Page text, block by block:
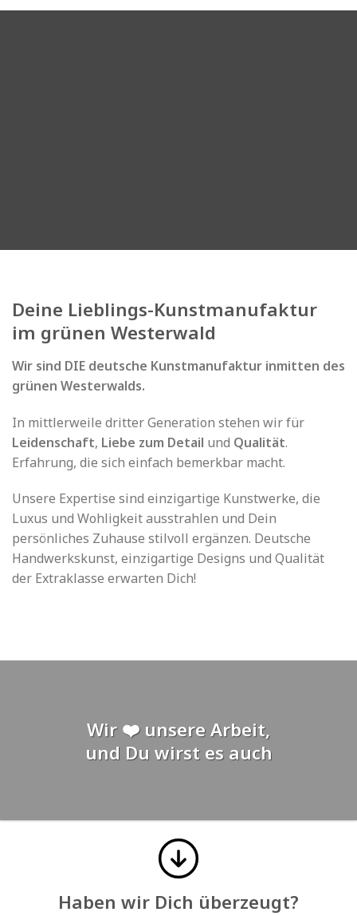
Deine Lieblings-Kunstmanufaktur
im grünen Westerwald
Wir sind DIE deutsche Kunstmanufaktur inmitten des
grünen Westerwalds.
In mittlerweile dritter Generation stehen wir für
Leidenschaft, Liebe zum Detail und Qualität.
Erfahrung, die sich einfach bemerkbar macht.
Unsere Expertise sind einzigartige Kunstwerke, die
Luxus und Wohligkeit ausstrahlen und Dein
persönliches Zuhause stilvoll ergänzen. Deutsche
Handwerkskunst, einzigartige Designs und Qualität
der Extraklasse erwarten Dich!
Wir ❤️ unsere Arbeit,
und Du wirst es auch
Haben wir Dich überzeugt?